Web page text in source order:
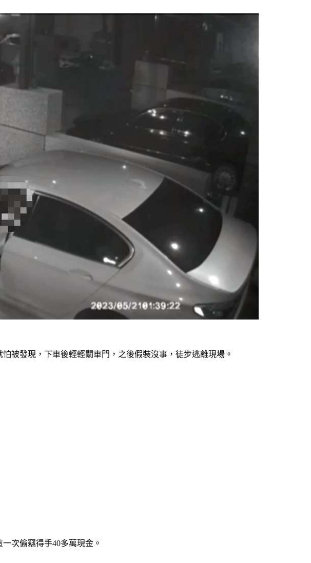
被發現，下車後輕輕關車門，之後假裝沒事，徒步逃離現場。
次偷竊得手40多萬現金。